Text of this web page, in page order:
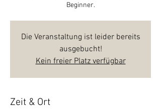
Beginner.
Die Veranstaltung ist leider bereits
ausgebucht!
Kein freier Platz verfügbar
Zeit & Ort